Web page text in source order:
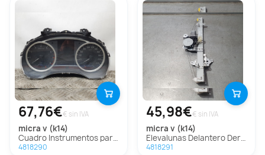
67,76€€ sin IVA
micra v (k14)
Cuadro Instrumentos para Nissan Micra V (K14)
4818290
45,98€€ sin IVA
micra v (k14)
Elevalunas Delantero Derecho para Nissan Micra V (K14)
4818291